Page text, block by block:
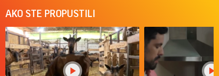
AKO STE PROPUSTILI